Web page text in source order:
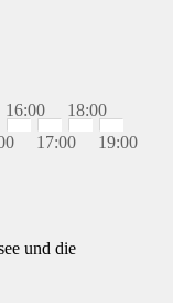
16:00
17:00
18:00
19:00
und die